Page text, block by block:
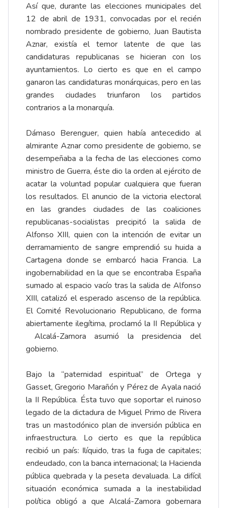
Así que, durante las elecciones municipales del
12 de abril de 1931, convocadas por el recién
nombrado presidente de gobierno, Juan Bautista
Aznar, existía el temor latente de que las
candidaturas republicanas se hicieran con los
ayuntamientos. Lo cierto es que en el campo
ganaron las candidaturas monárquicas, pero en las
grandes ciudades triunfaron los partidos
contrarios a la monarquía.
Dámaso Berenguer, quien había antecedido al
almirante Aznar como presidente de gobierno, se
desempeñaba a la fecha de las elecciones como
ministro de Guerra, éste dio la orden al ejército de
acatar la voluntad popular cualquiera que fueran
los resultados. El anuncio de la victoria electoral
en las grandes ciudades de las coaliciones
republicanas-socialistas precipitó la salida de
Alfonso XIII, quien con la intención de evitar un
derramamiento de sangre emprendió su huida a
Cartagena donde se embarcó hacia Francia. La
ingobernabilidad en la que se encontraba España
sumado al espacio vacío tras la salida de Alfonso
XIII, catalizó el esperado ascenso de la república.
El Comité Revolucionario Republicano, de forma
abiertamente ilegítima, proclamó la II República y
Alcalá-Zamora asumió la presidencia del
gobierno.
Bajo la “paternidad espiritual” de Ortega y
Gasset, Gregorio Marañón y Pérez de Ayala nació
la II República. Ésta tuvo que soportar el ruinoso
legado de la dictadura de Miguel Primo de Rivera
tras un mastodónico plan de inversión pública en
infraestructura. Lo cierto es que la república
recibió un país: Ilíquido, tras la fuga de capitales;
endeudado, con la banca internacional; la Hacienda
pública quebrada y la peseta devaluada. La difícil
situación económica sumada a la inestabilidad
política obligó a que Alcalá-Zamora gobernara